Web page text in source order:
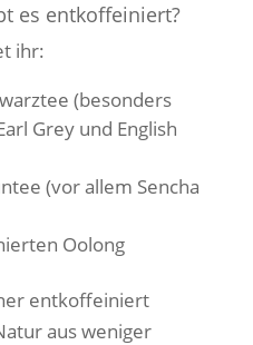
es entkoffeiniert?
ihr:
(besonders
Grey und English
(vor allem Sencha
Oolong
entkoffeiniert
aus weniger